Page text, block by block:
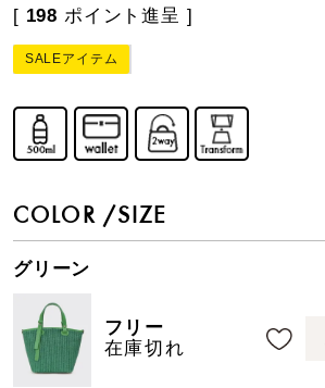
[ 198 ポイント進呈 ]
SALEアイテム
COLOR SIZE
グリーン
フリー
在庫切れ